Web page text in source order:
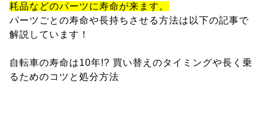
耗品などのパーツに寿命が来ます。
パーツごとの寿命や長持ちさせる方法は以下の記事で
解説しています！
自転車の寿命は10年!? 買い替えのタイミングや長く乗
るためのコツと処分方法